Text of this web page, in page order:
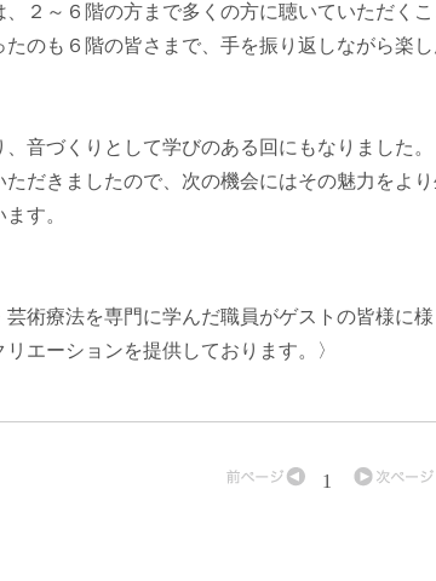
２～６階の方まで多くの方に聴いていただくこ
のも６階の皆さまで、手を振り返しながら楽し
音づくりとして学びのある回にもなりました。
ただきましたので、次の機会にはその魅力をよ
す。
芸術療法を専門に学んだ職員がゲストの皆様に様
エーションを提供しております。〉
1